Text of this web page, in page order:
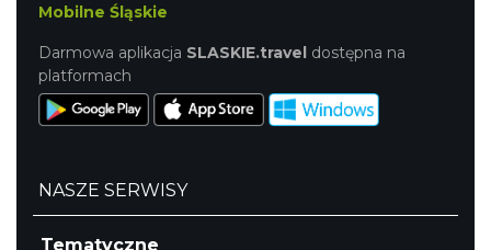
Mobilne Śląskie
Darmowa aplikacja SLASKIE.travel dostępna na
platformach
NASZE SERWISY
Tematyczne